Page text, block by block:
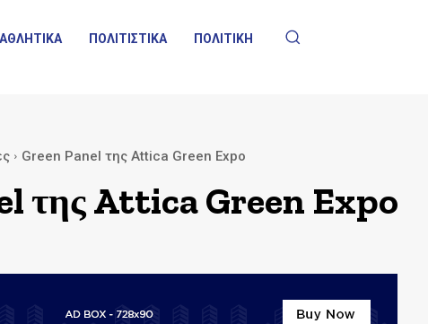
ΑΘΛΗΤΙΚΑ ΠΟΛΙΤΙΣΤΙΚΑ ΠΟΛΙΤΙΚΗ
Green Panel της Attica Green Expo
της Attica Green Expo